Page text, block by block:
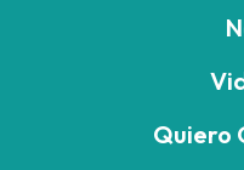
Quiero